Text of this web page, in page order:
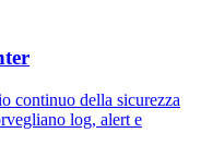
continuo della sicurezza
log, alert e